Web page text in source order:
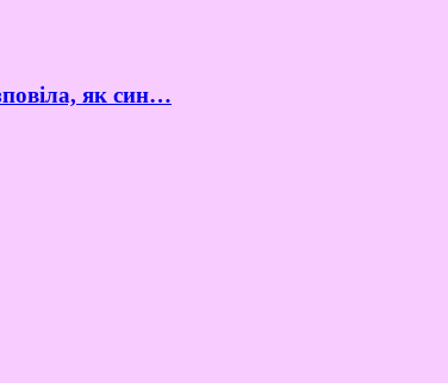
як син…